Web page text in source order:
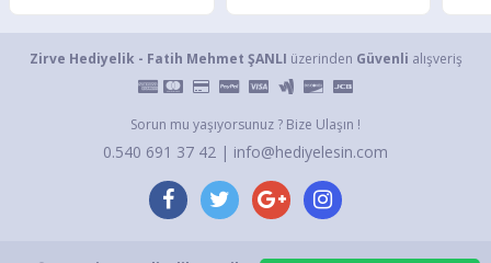
Zirve Hediyelik - Fatih Mehmet ŞANLI üzerinden Güvenli alışveriş
Sorun mu yaşıyorsunuz ? Bize Ulaşın !
0.540 691 37 42 | info@hediyelesin.com